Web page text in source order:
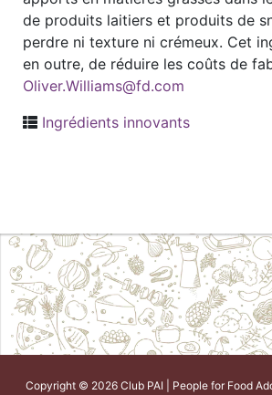
de produits laitiers et produits de
perdre ni texture ni crémeux. Cet
en outre, de réduire les coûts de
Oliver.Williams@fd.com
Ingrédients innovants
Copyright © 2026 Club PAI | People for Food